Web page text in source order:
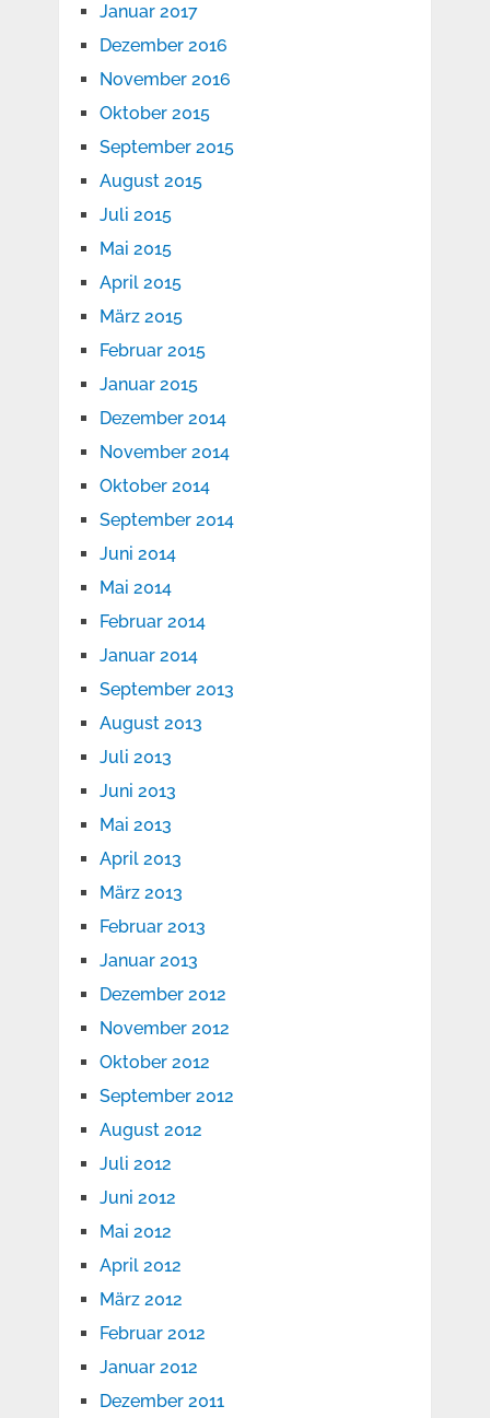
Januar 2017
Dezember 2016
November 2016
Oktober 2015
September 2015
August 2015
Juli 2015
Mai 2015
April 2015
März 2015
Februar 2015
Januar 2015
Dezember 2014
November 2014
Oktober 2014
September 2014
Juni 2014
Mai 2014
Februar 2014
Januar 2014
September 2013
August 2013
Juli 2013
Juni 2013
Mai 2013
April 2013
März 2013
Februar 2013
Januar 2013
Dezember 2012
November 2012
Oktober 2012
September 2012
August 2012
Juli 2012
Juni 2012
Mai 2012
April 2012
März 2012
Februar 2012
Januar 2012
Dezember 2011